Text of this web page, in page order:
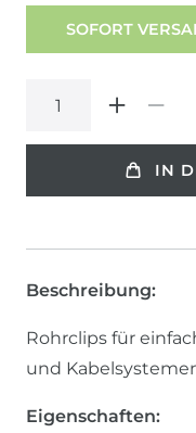
SOFORT
IN
Beschreibung:
Rohrclips für
und
Eigenschaften: